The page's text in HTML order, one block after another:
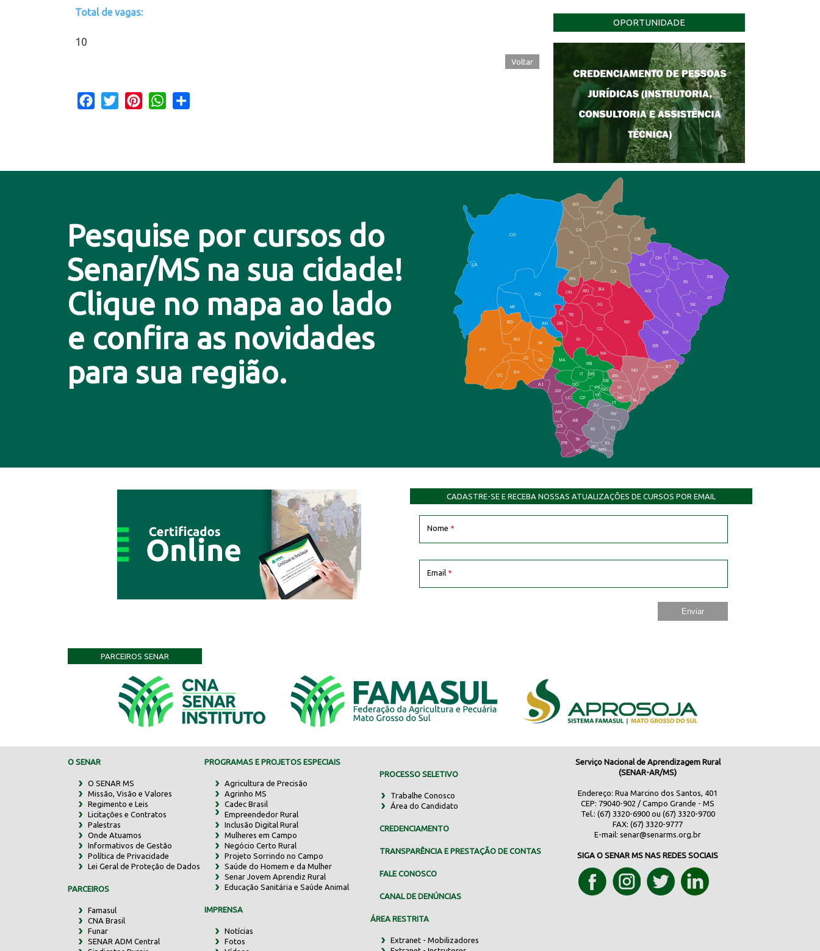
OPORTUNIDADE
Total de vagas:
10
Voltar
Facebook
Twitter PinterestWhatsApp
Pesquise por cursos do
Senar/MS na sua cidade!
Clique no mapa ao lado
e confira as novidades
para sua região.
CO
AQ
MI
AN
CX
RI
AL
CR
FI
SG
BA
CA
PA
CH CL
PB
SE
TL
AG
BR
SR
BT
AR
RP
RO
JG
CG
SI
NA
TA
NH
JT
RB
MA
IT
DR
DO
CP
JU
NV
IQ
EL
BD
BO
NI
JD
PO
BV
CC
PP
AJ
LC
AM
AB
JP
DB
TE
CS
PR
TA
SQ
IG
MN
IN
NO
BP
RN
CN
GL
AN
IV
FS
VC
GD
DE
AT
PG
SO
LA
CADASTRE-SE E RECEBA NOSSAS ATUALIZAÇÕES DE CURSOS POR EMAIL
Nome *
Email *
PARCEIROS SENAR
O SENAR
O SENAR MS
Missão, Visão e Valores
Regimento e Leis
Licitações e Contratos
Palestras
Onde Atuamos
Informativos de Gestão
Política de Privacidade
Lei Geral de Proteção de Dados
PARCEIROS
Famasul
CNA Brasil
Funar
SENAR ADM Central
PROGRAMAS E PROJETOS ESPECIAIS
Agricultura de Precisão
Agrinho MS
Cadec Brasil
Empreendedor Rural
Inclusão Digital Rural
Mulheres em Campo
Negócio Certo Rural
Projeto Sorrindo no Campo
Saúde do Homem e da Mulher
Senar Jovem Aprendiz Rural
Educação Sanitária e Saúde Animal
IMPRENSA
Notícias
Fotos
PROCESSO SELETIVO
Trabalhe Conosco
Área do Candidato
CREDENCIAMENTO
TRANSPARÊNCIA E PRESTAÇÃO DE CONTAS
FALE CONOSCO
CANAL DE DENÚNCIAS
ÁREA RESTRITA
Extranet - Mobilizadores
Serviço Nacional de Aprendizagem Rural
(SENAR-AR/MS)
Endereço: Rua Marcino dos Santos, 401
CEP: 79040-902 / Campo Grande - MS
Tel.: (67) 3320-6900 ou (67) 3320-9700
FAX: (67) 3320-9777
E-mail:senar@senarms.org.br
SIGA O SENAR MS NAS REDES SOCIAIS